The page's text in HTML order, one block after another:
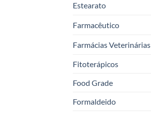
Estearato
Farmacêutico
Farmácias Veterinárias
Fitoterápicos
Food Grade
Formaldeido